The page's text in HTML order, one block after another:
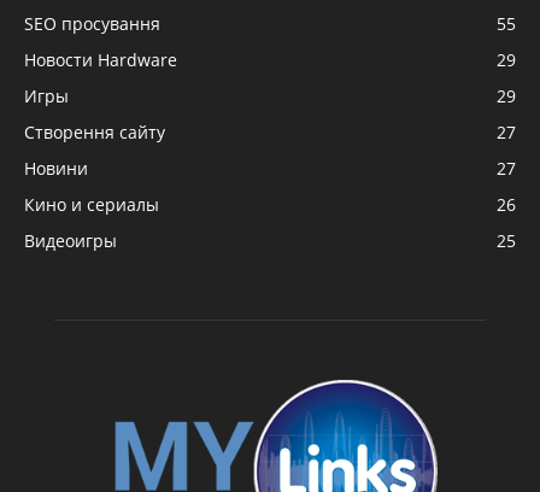
SEO просування
55
Новости Hardware
29
Игры
29
Створення сайту
27
Новини
27
Кино и сериалы
26
Видеоигры
25